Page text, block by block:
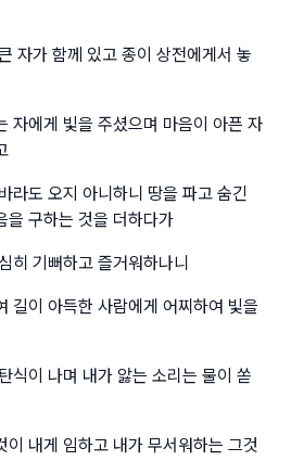
자가 함께 있고 종이 상전에게서 놓
자에게 빛을 주셨으며 마음이 아픈 자
라도 오지 아니하니 땅을 파고 숨긴
을 구하는 것을 더하다가
히 기뻐하고 즐거워하나니
길이 아득한 사람에게 어찌하여 빛을
식이 나며 내가 앓는 소리는 물이 쏟
이 내게 임하고 내가 무서워하는 그것